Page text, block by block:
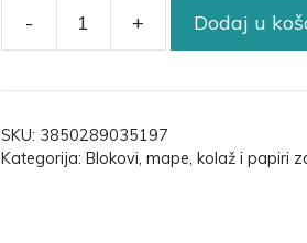
- + Dodaj u
SKU: 3850289035197
Kategorija: Blokovi, mape, kolaž i papiri